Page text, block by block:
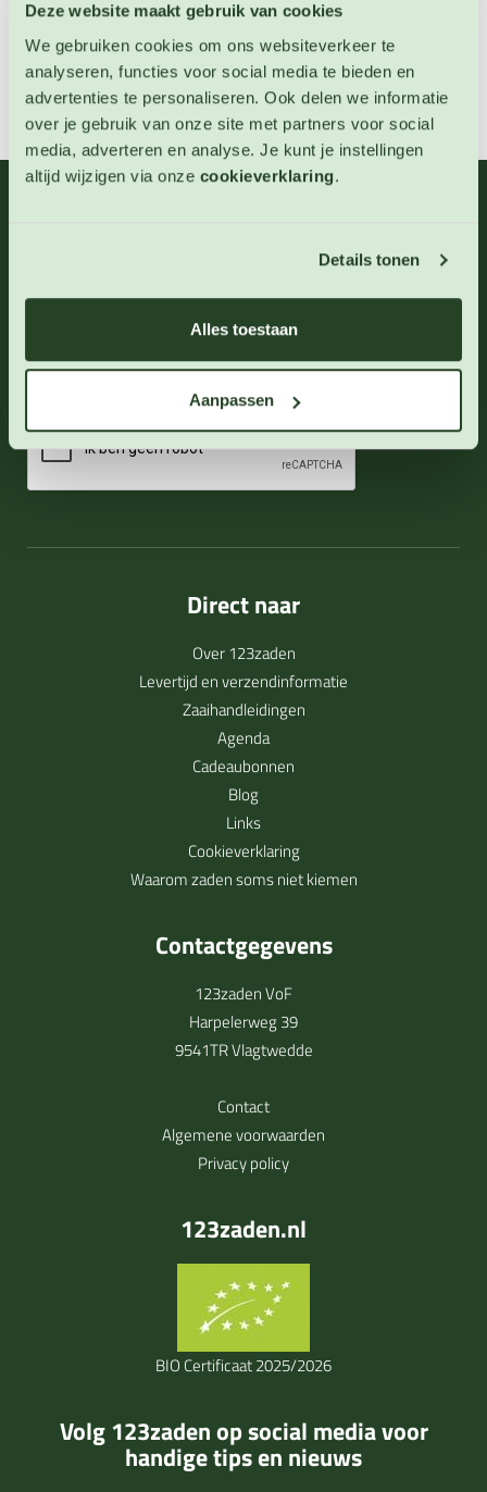
Deze website maakt gebruik van cookies
We gebruiken cookies om ons websiteverkeer te
analyseren, functies voor social media te bieden en
advertenties te personaliseren. Ook delen we informatie
over je gebruik van onze site met partners voor social
media, adverteren en analyse. Je kunt je instellingen
altijd wijzigen via onze cookieverklaring.
Details tonen
Alles toestaan
Aanpassen
Schrijf u in voor onze nieuwsbrief
Inschrijven
Direct naar
Over 123zaden
Levertijd en verzendinformatie
Zaaihandleidingen
Agenda
Cadeaubonnen
Blog
Links
Cookieverklaring
Waarom zaden soms niet kiemen
Contactgegevens
123zaden VoF
Harpelerweg 39
9541TR Vlagtwedde
Contact
Algemene voorwaarden
Privacy policy
123zaden.nl
BIO Certificaat 2025/2026
Volg 123zaden op social media voor
handige tips en nieuws